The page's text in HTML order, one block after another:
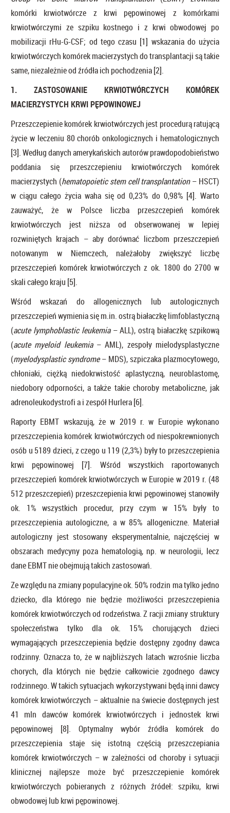
komórki krwiotwórcze z krwi pępowinowej z komórkami
krwiotwórczymi ze szpiku kostnego i z krwi obwodowej po
mobilizacji rHu-G-CSF; od tego czasu [1] wskazania do użycia
krwiotwórczych komórek macierzystych do transplantacji są takie
same, niezależnie od źródła ich pochodzenia [2].
1. ZASTOSOWANIE KRWIOTWÓRCZYCH KOMÓREK
MACIERZYSTYCH KRWI PĘPOWINOWEJ
Przeszczepienie komórek krwiotwórczych jest procedurą ratującą
życie w leczeniu 80 chorób onkologicznych i hematologicznych
[3]. Według danych amerykańskich autorów prawdopodobieństwo
poddania się przeszczepieniu krwiotwórczych komórek
macierzystych (hematopoietic stem cell transplantation– HSCT)
w ciągu całego życia waha się od 0,23% do 0,98% [4]. Warto
zauważyć, że w Polsce liczba przeszczepień komórek
krwiotwórczych jest niższa od obserwowanej w lepiej
rozwiniętych krajach – aby dorównać liczbom przeszczepień
notowanym w Niemczech, należałoby zwiększyć liczbę
przeszczepień komórek krwiotwórczych z ok. 1800 do 2700 w
skali całego kraju [5].
Wśród wskazań do allogenicznych lub autologicznych
przeszczepień wymienia się m.in. ostrą białaczkę limfoblastyczną
(acute lymphoblastic leukemia– ALL), ostrą białaczkę szpikową
(acute myeloid leukemia– AML), zespoły mielodysplastyczne
(myelodysplastic syndrome– MDS), szpiczaka plazmocytowego,
chłoniaki, ciężką niedokrwistość aplastyczną, neuroblastomę,
niedobory odporności, a także takie choroby metaboliczne, jak
adrenoleukodystrofi a i zespół Hurlera [6].
Raporty EBMT wskazują, że w 2019 r. w Europie wykonano
przeszczepienia komórek krwiotwórczych od niespokrewnionych
osób u 5189 dzieci, z czego u 119 (2,3%) były to przeszczepienia
krwi pępowinowej [7]. Wśród wszystkich raportowanych
przeszczepień komórek krwiotwórczych w Europie w 2019 r. (48
512 przeszczepień) przeszczepienia krwi pępowinowej stanowiły
ok. 1% wszystkich procedur, przy czym w 15% były to
przeszczepienia autologiczne, a w 85% allogeniczne. Materiał
autologiczny jest stosowany eksperymentalnie, najczęściej w
obszarach medycyny poza hematologią, np. w neurologii, lecz
dane EBMT nie obejmują takich zastosowań.
Ze względu na zmiany populacyjne ok. 50% rodzin ma tylko jedno
dziecko, dla którego nie będzie możliwości przeszczepienia
komórek krwiotwórczych od rodzeństwa. Z racji zmiany struktury
społeczeństwa tylko dla ok. 15% chorujących dzieci
wymagających przeszczepienia będzie dostępny zgodny dawca
rodzinny. Oznacza to, że w najbliższych latach wzrośnie liczba
chorych, dla których nie będzie całkowicie zgodnego dawcy
rodzinnego. W takich sytuacjach wykorzystywani będą inni dawcy
komórek krwiotwórczych – aktualnie na świecie dostępnych jest
41 mln dawców komórek krwiotwórczych i jednostek krwi
pępowinowej [8]. Optymalny wybór źródła komórek do
przeszczepienia staje się istotną częścią przeszczepiania
komórek krwiotwórczych – w zależności od choroby i sytuacji
klinicznej najlepsze może być przeszczepienie komórek
krwiotwórczych pobieranych z różnych źródeł: szpiku, krwi
obwodowej lub krwi pępowinowej.